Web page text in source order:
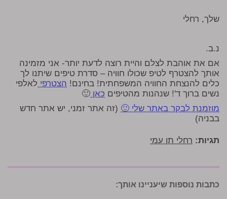
שלך, רחלי
נ.ב.
אם את אוהבת לצלם והיית רוצה לדעת יותר- אני מזמינה
אותך להצטרף לטיפ שכולו חוויה – סדרת טיפים שיתנו לך
כלים להנצחת החוויה המשפחתית! בחינם! הצטרפי לאלפי
נשים ברוך ד'! שנהנות מהטיפים כאן 🙂
מוזמנת לבקר באתר שלי 🙂 (זה אתר זמני, יש אתר חדש
בבניה)
תגיות: רחלי תן עמי
כתבות נוספות שיעניינו אותך: